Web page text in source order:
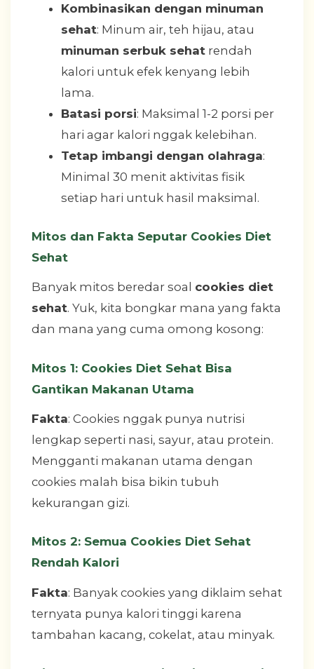
Kombinasikan dengan minuman
sehat: Minum air, teh hijau, atau
minuman serbuk sehat rendah
kalori untuk efek kenyang lebih
lama.
Batasi porsi: Maksimal 1-2 porsi per
hari agar kalori nggak kelebihan.
Tetap imbangi dengan olahraga:
Minimal 30 menit aktivitas fisik
setiap hari untuk hasil maksimal.
Mitos dan Fakta Seputar Cookies Diet
Sehat
Banyak mitos beredar soal cookies diet
sehat. Yuk, kita bongkar mana yang fakta
dan mana yang cuma omong kosong:
Mitos 1: Cookies Diet Sehat Bisa
Gantikan Makanan Utama
Fakta: Cookies nggak punya nutrisi
lengkap seperti nasi, sayur, atau protein.
Mengganti makanan utama dengan
cookies malah bisa bikin tubuh
kekurangan gizi.
Mitos 2: Semua Cookies Diet Sehat
Rendah Kalori
Fakta: Banyak cookies yang diklaim sehat
ternyata punya kalori tinggi karena
tambahan kacang, cokelat, atau minyak.